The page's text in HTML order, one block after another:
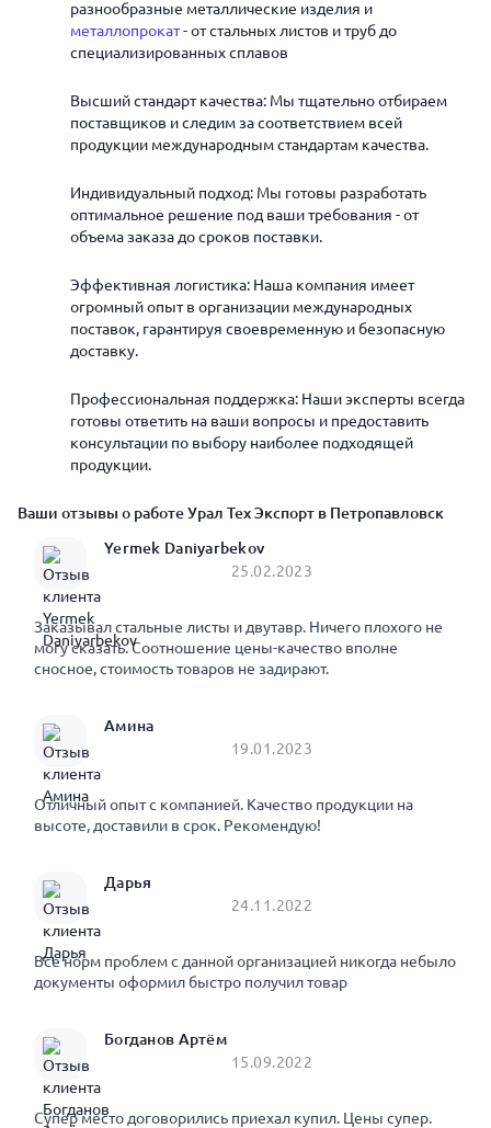
разнообразные металлические изделия и
металлопрокат- от стальных листов и труб до
специализированных сплавов
Высший стандарт качества: Мы тщательно отбираем
поставщиков и следим за соответствием всей
продукции международным стандартам качества.
Индивидуальный подход: Мы готовы разработать
оптимальное решение под ваши требования - от
объема заказа до сроков поставки.
Эффективная логистика: Наша компания имеет
огромный опыт в организации международных
поставок, гарантируя своевременную и безопасную
доставку.
Профессиональная поддержка: Наши эксперты всегда
готовы ответить на ваши вопросы и предоставить
консультации по выбору наиболее подходящей
продукции.
Ваши отзывы о работе Урал Тех Экспорт в Петропавловск
Yermek Daniyarbekov
25.02.2023
Заказывал стальные листы и двутавр. Ничего плохого не
могу сказать. Соотношение цены-качество вполне
сносное, стоимость товаров не задирают.
Амина
19.01.2023
Отличный опыт с компанией. Качество продукции на
высоте, доставили в срок. Рекомендую!
Дарья
24.11.2022
Все норм проблем с данной организацией никогда небыло
документы оформил быстро получил товар
Богданов Артём
15.09.2022
Супер место договорились приехал купил. Цены супер.